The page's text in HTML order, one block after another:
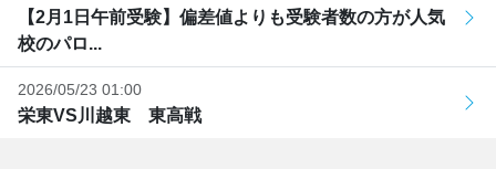
【2月1日午前受験】偏差値よりも受験者数の方が人気
校のパロ...
2026/05/23 01:00
栄東VS川越東 東高戦